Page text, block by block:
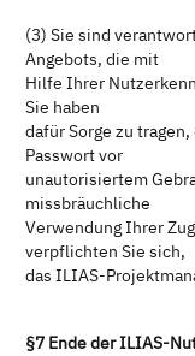
(3) Sie sind
Angebots, die mit
Hilfe Ihrer
Sie haben
dafür Sorge zu
Passwort vor
unautorisiertem
missbräuchliche
Verwendung Ihrer
verpflichten Sie sich,
das ILIAS-
§7 Ende der ILIAS-